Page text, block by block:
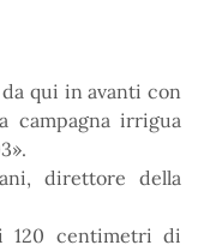
da qui in avanti con
campagna irrigua
direttore della
120 centimetri di